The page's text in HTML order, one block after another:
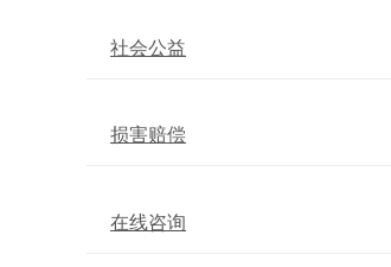
社会公益
损害赔偿
在线咨询